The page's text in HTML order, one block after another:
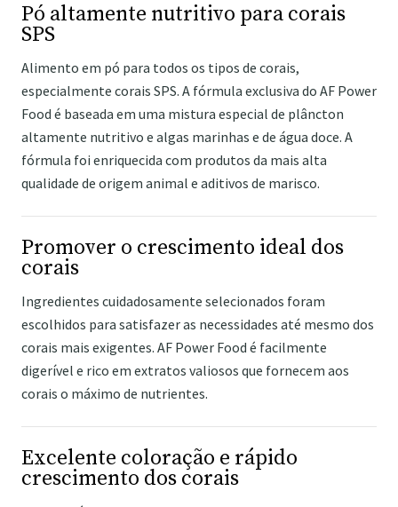
Pó altamente nutritivo para corais
SPS
Alimento em pó para todos os tipos de corais,
especialmente corais SPS. A fórmula exclusiva do AF Power
Food é baseada em uma mistura especial de plâncton
altamente nutritivo e algas marinhas e de água doce. A
fórmula foi enriquecida com produtos da mais alta
qualidade de origem animal e aditivos de marisco.
Promover o crescimento ideal dos
corais
Ingredientes cuidadosamente selecionados foram
escolhidos para satisfazer as necessidades até mesmo dos
corais mais exigentes. AF Power Food é facilmente
digerível e rico em extratos valiosos que fornecem aos
corais o máximo de nutrientes.
Excelente coloração e rápido
crescimento dos corais